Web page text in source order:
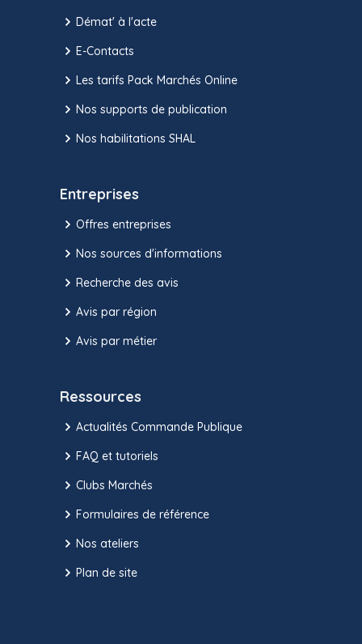
Démat' à l'acte
E-Contacts
Les tarifs Pack Marchés Online
Nos supports de publication
Nos habilitations SHAL
Entreprises
Offres entreprises
Nos sources d'informations
Recherche des avis
Avis par région
Avis par métier
Ressources
Actualités Commande Publique
FAQ et tutoriels
Clubs Marchés
Formulaires de référence
Nos ateliers
Plan de site